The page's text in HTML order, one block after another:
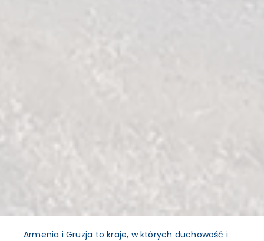
Armenia i Gruzja to kraje, w których duchowość i